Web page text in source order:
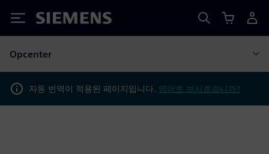
Siemens
Opcenter
자동 번역이 적용된 페이지입니다. 영어로 보시겠습니까?